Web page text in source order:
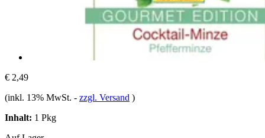
€ 2,49
(inkl. 13% MwSt. - zzgl. Versand )
Inhalt: 1 Pkg